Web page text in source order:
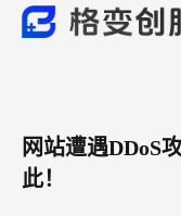
网站遭遇DDoS
此！